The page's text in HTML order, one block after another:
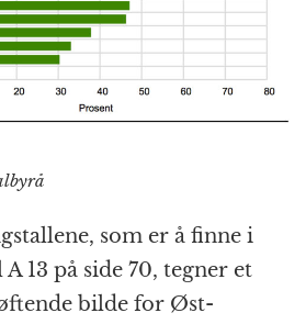
som er å finne i
13 på side 70, tegner et
bilde for Øst-